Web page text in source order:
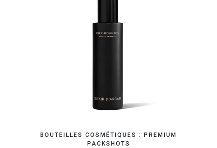
BOUTEILLES COSMÉTIQUES : PREMIUM
PACKSHOTS